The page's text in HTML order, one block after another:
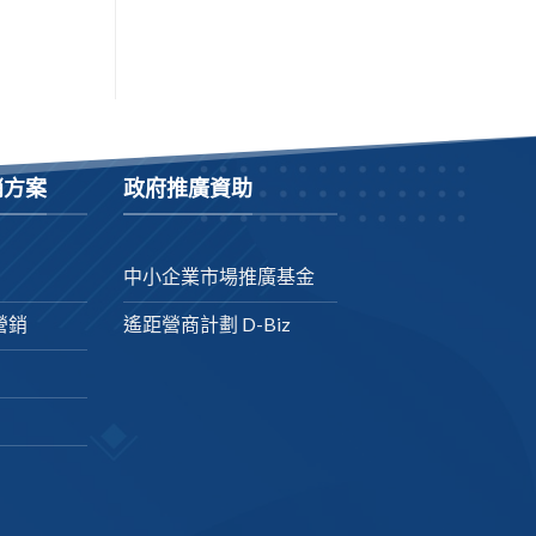
案
銷
政府推廣資助
中小企業市場推廣基金
遙距營商計劃 D-Biz